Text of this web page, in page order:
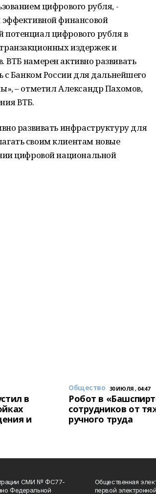
цифрового рубля, -
финансовой
цифрового рубля в
издержек и
намерен активно развивать
с Банком России для дальнейшего
– отметил Александр Пахомов,
ВТБ.
развивать инфраструктуру для
своим клиентам новые
цифровой национальной
в
и
Общество 30 ИЮЛЯ , 04:47
Робот в
сотрудников от
ручного труда
СМИ № ФС77-
Федеральной
Общественная
первой